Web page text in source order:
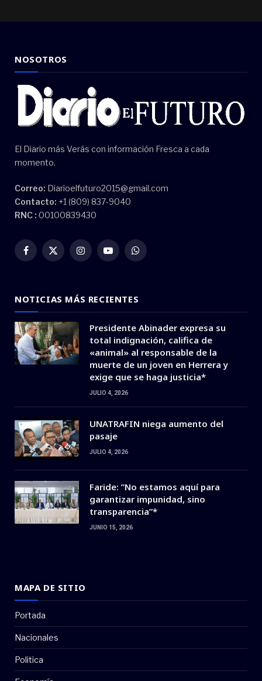
NOSOTROS
El Diario más Verás con información Fresca a cada
momento.
Correo: Diarioelfuturo2015@gmail.com
Contacto: +1 (809) 837-9040
RNC : 00100839430
Facebook
X
InstagramYouTubeWhatsApp
NOTICIAS MÁS RECIENTES
Presidente Abinader expresa su
total indignación, califica de
«animal» al responsable de la
muerte de un joven en Herrera y
exige que se haga justicia*
JULIO 4, 2026
UNATRAFIN niega aumento del
pasaje
JULIO 4, 2026
Faride: ”No estamos aquí para
garantizar impunidad, sino
transparencia”*
JUNIO 15, 2026
MAPA DE SITIO
Portada
Nacionales
Politica